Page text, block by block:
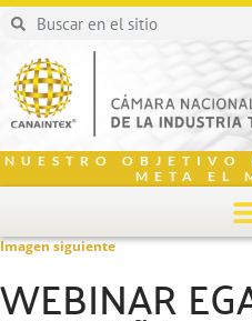
NUESTRO OBJETIVO
META EL
Imagen siguiente
WEBINAR